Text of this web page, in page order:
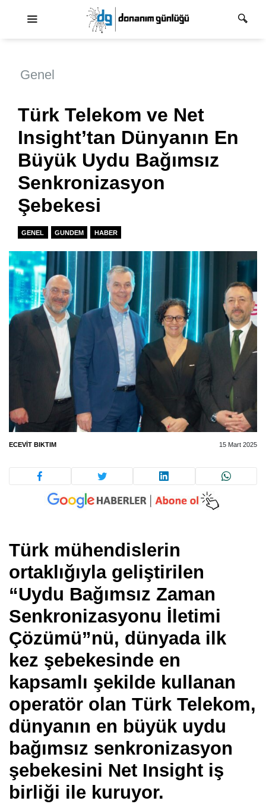
Genel
Türk Telekom ve Net
Insight’tan Dünyanın En
Büyük Uydu Bağımsız
Senkronizasyon
Şebekesi
GENEL GUNDEM HABER
ECEVIT BIKTIM 15 Mart 2025
Türk mühendislerin
ortaklığıyla geliştirilen
“Uydu Bağımsız Zaman
Senkronizasyonu İletimi
Çözümü”nü, dünyada ilk
kez şebekesinde en
kapsamlı şekilde kullanan
operatör olan Türk Telekom,
dünyanın en büyük uydu
bağımsız senkronizasyon
şebekesini Net Insight iş
birliği ile kuruyor.